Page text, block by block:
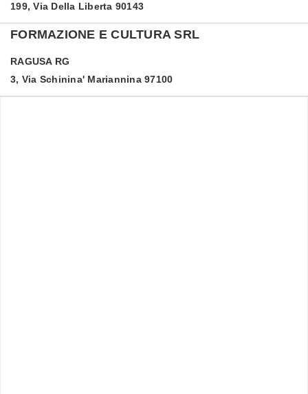
199, Via Della Liberta 90143
FORMAZIONE E CULTURA SRL
RAGUSA RG
3, Via Schinina' Mariannina 97100